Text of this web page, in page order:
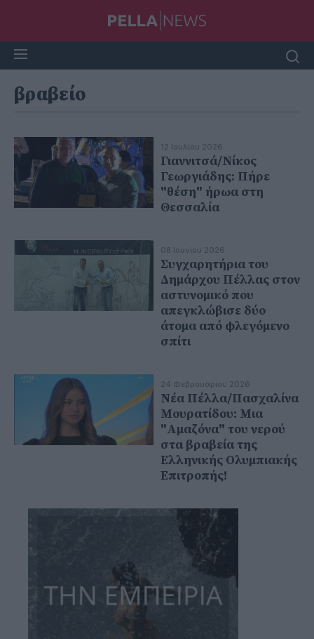
βραβείο
12 Ιουλίου 2026
Γιαννιτσά/Νίκος
Γεωργιάδης: Πήρε
"θέση" ήρωα στη
Θεσσαλία
08 Ιουνίου 2026
Συγχαρητήρια του
Δημάρχου Πέλλας στον
αστυνομικό που
απεγκλώβισε δύο
άτομα από φλεγόμενο
σπίτι
24 Φεβρουαρίου 2026
Νέα Πέλλα/Πασχαλίνα
Μουρατίδου: Μια
"Αμαζόνα" του νερού
στα βραβεία της
Ελληνικής Ολυμπιακής
Επιτροπής!